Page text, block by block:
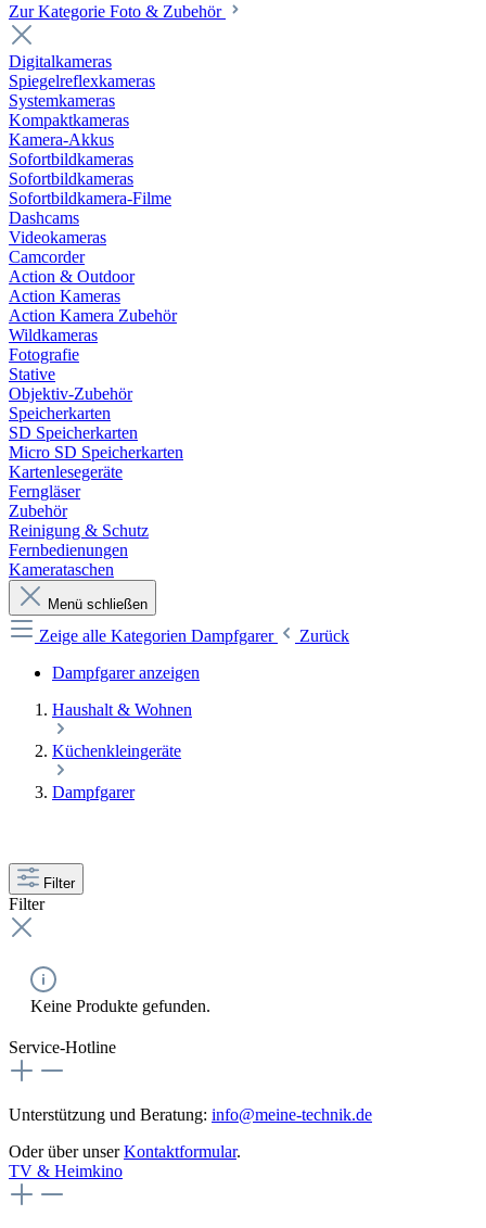
Zur Kategorie Foto & Zubehör
Digitalkameras
Spiegelreflexkameras
Systemkameras
Kompaktkameras
Kamera-Akkus
Sofortbildkameras
Sofortbildkameras
Sofortbildkamera-Filme
Dashcams
Videokameras
Camcorder
Action & Outdoor
Action Kameras
Action Kamera Zubehör
Wildkameras
Fotografie
Stative
Objektiv-Zubehör
Speicherkarten
SD Speicherkarten
Micro SD Speicherkarten
Kartenlesegeräte
Ferngläser
Zubehör
Reinigung & Schutz
Fernbedienungen
Kamerataschen
Menü schließen
Zeige alle Kategorien Dampfgarer
Zurück
Dampfgarer anzeigen
Haushalt & Wohnen
Küchenkleingeräte
Dampfgarer
Filter
Filter
Keine Produkte gefunden.
Service-Hotline
Unterstützung und Beratung: info@meine-technik.de
Oder über unserKontaktformular.
TV & Heimkino